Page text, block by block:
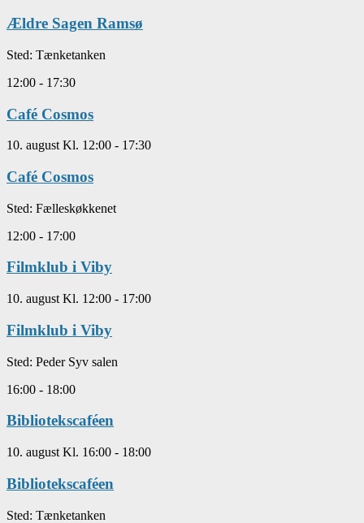
Ældre Sagen Ramsø
Sted: Tænketanken
12:00 - 17:30
Café Cosmos
10. august Kl. 12:00 - 17:30
Café Cosmos
Sted: Fælleskøkkenet
12:00 - 17:00
Filmklub i Viby
10. august Kl. 12:00 - 17:00
Filmklub i Viby
Sted: Peder Syv salen
16:00 - 18:00
Bibliotekscaféen
10. august Kl. 16:00 - 18:00
Bibliotekscaféen
Sted: Tænketanken